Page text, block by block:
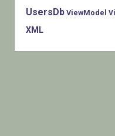
UsersDb ViewModel
XML